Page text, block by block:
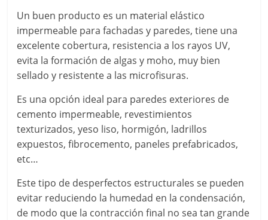
Un buen producto es un material elástico
impermeable para fachadas y paredes, tiene una
excelente cobertura, resistencia a los rayos UV,
evita la formación de algas y moho, muy bien
sellado y resistente a las microfisuras.
Es una opción ideal para paredes exteriores de
cemento impermeable, revestimientos
texturizados, yeso liso, hormigón, ladrillos
expuestos, fibrocemento, paneles prefabricados,
etc…
Este tipo de desperfectos estructurales se pueden
evitar reduciendo la humedad en la condensación,
de modo que la contracción final no sea tan grande